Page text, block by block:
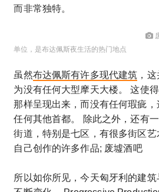
而非常独特。
单位，是布达佩斯夜生活的热门地点
虽然布达佩斯有许多现代建筑 ，
为没有任何大型摩天大楼。 这使得
那样呈现出来，而没有任何瑕疵
任何其他首都。 除此之外，还有
街道，特别是七区，有很多街区
自己创作的许多作品; 废墟酒吧
所以如你所见，今天匈牙利的建